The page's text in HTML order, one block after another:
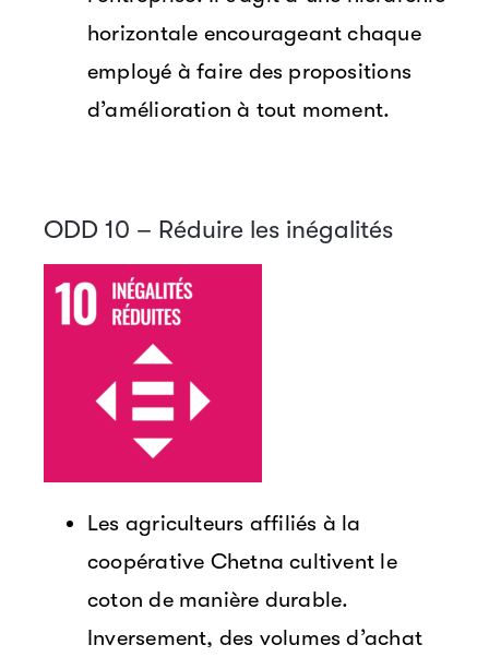
horizontale encourageant chaque
employé à faire des propositions
d’amélioration à tout moment.
ODD 10 – Réduire les inégalités
Les agriculteurs affiliés à la
coopérative Chetna cultivent le
coton de manière durable.
Inversement, des volumes d’achat